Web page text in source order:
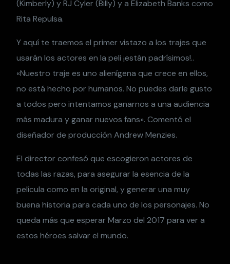
(Kimberly) y RJ Cyler (Billy) y a Elizabeth Banks como
Rita Repulsa.
Y aquí te traemos el primer vistazo a los trajes que
usarán los actores en la peli ¡están padrísimos!..
«Nuestro traje es uno alienígena que crece en ellos,
no está hecho por humanos. No puedes darle gusto
a todos pero intentamos ganarnos a una audiencia
más madura y ganar nuevos fans». Comentó el
diseñador de producción Andrew Menzies.
El director confesó que escogieron actores de
todas las razas, para asegurar la esencia de la
película como en la original, y generar una muy
buena historia para cada uno de los personajes. No
queda más que esperar Marzo del 2017 para ver a
estos héroes salvar el mundo.